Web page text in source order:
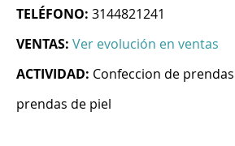
TELÉFONO: 3144821241
VENTAS: Ver evolución en ventas
ACTIVIDAD: Confeccion de
prendas de piel